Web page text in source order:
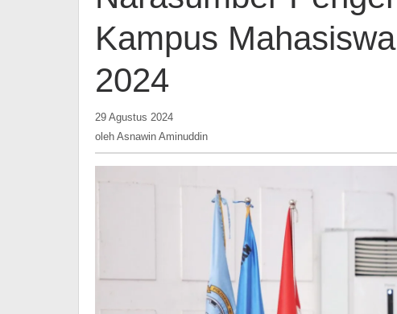
Kampus
Mahasiswa
Kampus
2024
29 Agustus 2024
Asnawin
oleh Asnawin Aminuddin